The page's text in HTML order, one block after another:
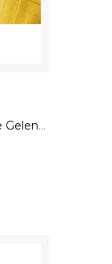
Hardyscheibe Gelenk Längswelle Gelenkscheibe BMW SGF 1229360 GAB-87